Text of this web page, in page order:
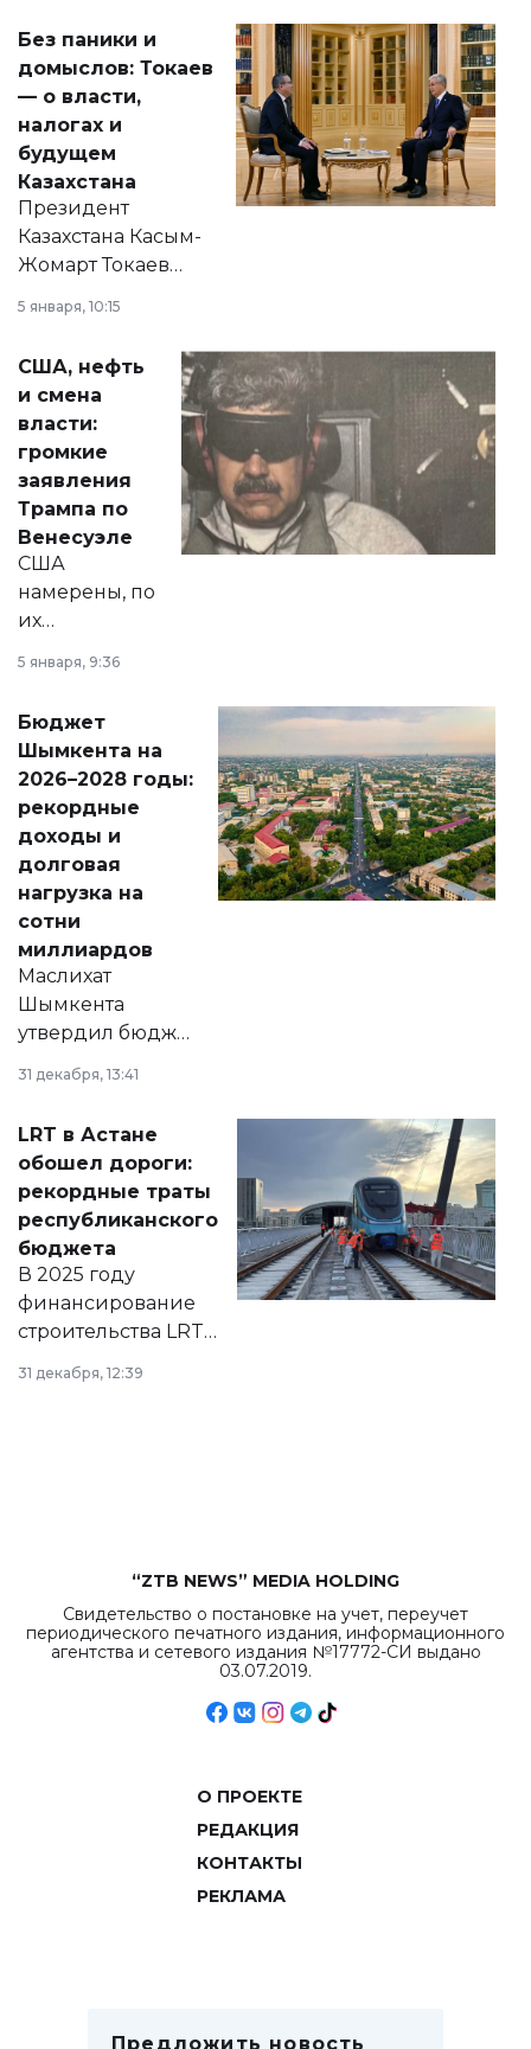
Без паники и
домыслов: Токаев
— о власти,
налогах и
будущем
Казахстана
Президент
Казахстана Касым-
Жомарт Токаев
сразу несколько
актуальных тем —
от слухов о
политических
реформах до
вопросов армии,
экономики и
личного здоровья.
5 января, 10:15
США, нефть
и смена
власти:
громкие
заявления
Трампа по
Венесуэле
США
намерены, по
их
принести
народу
Венесуэлы.
5 января, 9:36
Бюджет
Шымкента на
2026–2028 годы:
рекордные
доходы и
долговая
нагрузка на
сотни
миллиардов
Маслихат
Шымкента
утвердил бюджет
города на 2026–
2028 годы.
документ
появился в базе
нормативных
правовых актов и
на сайте маслихат
города.
31 декабря, 13:41
LRT в Астане
обошел дороги:
рекордные траты
республиканского
бюджета
В 2025 году
финансирование
строительства LRT
в Астане из
республиканского
31 декабря, 12:39
“ZTB NEWS” MEDIA HOLDING
Свидетельство о постановке на учет, переучет
периодического печатного издания, информационного
агентства и сетевого издания №17772-СИ выдано
03.07.2019.
О ПРОЕКТЕ
РЕДАКЦИЯ
КОНТАКТЫ
РЕКЛАМА
Предложить новость